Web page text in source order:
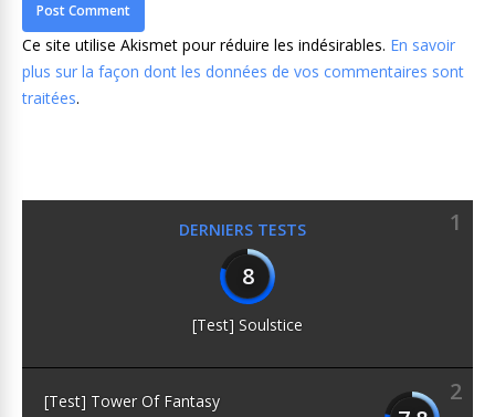
Ce site utilise Akismet pour réduire les indésirables. En savoir
plus sur la façon dont les données de vos commentaires sont
traitées.
DERNIERS TESTS
1
8
[Test] Soulstice
2
[Test] Tower Of Fantasy